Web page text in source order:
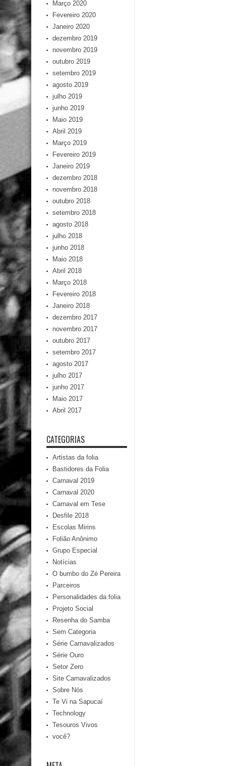
Março 2020
Fevereiro 2020
Janeiro 2020
dezembro 2019
novembro 2019
outubro 2019
setembro 2019
agosto 2019
julho 2019
junho 2019
Maio 2019
Abril 2019
Março 2019
Fevereiro 2019
Janeiro 2019
dezembro 2018
novembro 2018
outubro 2018
setembro 2018
agosto 2018
julho 2018
junho 2018
Maio 2018
Abril 2018
Março 2018
Fevereiro 2018
Janeiro 2018
dezembro 2017
novembro 2017
outubro 2017
setembro 2017
agosto 2017
julho 2017
junho 2017
Maio 2017
Abril 2017
CATEGORIAS
Artistas da folia
Bastidores da Folia
Carnaval 2019
Carnaval 2020
Carnaval em Tese
Desfile 2018
Escolas Mirins
Folião Anônimo
Grupo Especial
Notícias
O bumbo do Zé Pereira
Parceiros
Personalidades da folia
Projeto Social
Resenha do Samba
Sem Categoria
Série Carnavalizados
Série Ouro
Setor Zero
Site Carnavalizados
Sobre Nós
Te Vi na Sapucaí
Technology
Tesouros Vivos
você?